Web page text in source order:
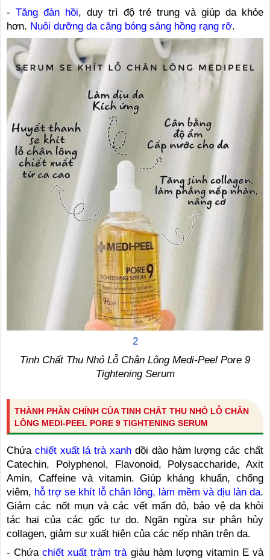
- Tăng đàn hồi, duy trì độ trẻ trung và giúp da khỏe
hơn. Nuôi dưỡng da căng bóng sáng hồng rạng rỡ.
2
Tinh Chất Thu Nhỏ Lỗ Chân Lông Medi-Peel Pore 9
Tightening Serum
THÀNH PHẦN CHÍNH CỦA TINH CHẤT THU NHỎ LỖ CHÂN
LÔNG MEDI-PEEL PORE 9 TIGHTENING SERUM
Chứa chiết xuất lá trà xanh dồi dào hàm lượng các chất
Catechin, Polyphenol, Flavonoid, Polysaccharide, Axit
Amin, Caffeine và vitamin. Giúp kháng khuẩn, chống
viêm, hỗ trợ se khít lỗ chân lông, làm mềm và dịu làn da.
Giảm các nốt mụn và các vết mẩn đỏ, bảo vệ da khỏi
tác hại của các gốc tự do. Ngăn ngừa sự phân hủy
collagen, giảm sự xuất hiện của các nếp nhăn trên da.
- Chứachiết xuất tràm tràgiàu hàm lượng vitamin E và